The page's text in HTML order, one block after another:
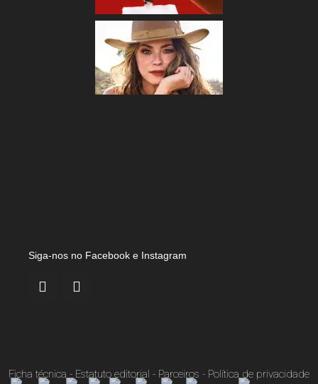
Siga-nos no Facebook e Instagram
Ficha técnica - Estatuto editorial - Parceiros - Política de privacidade